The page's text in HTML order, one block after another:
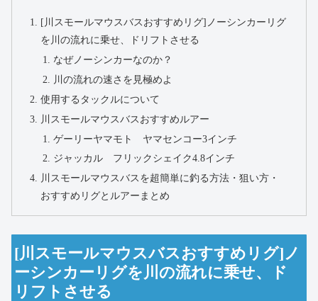
[川スモールマウスバスおすすめリグ]ノーシンカーリグ
を川の流れに乗せ、ドリフトさせる
なぜノーシンカーなのか？
川の流れの速さを見極めよ
使用するタックルについて
川スモールマウスバスおすすめルアー
ゲーリーヤマモト ヤマセンコー3インチ
ジャッカル フリックシェイク4.8インチ
川スモールマウスバスを超簡単に釣る方法・狙い方・
おすすめリグとルアーまとめ
[川スモールマウスバスおすすめリグ]ノ
ーシンカーリグを川の流れに乗せ、ド
リフトさせる